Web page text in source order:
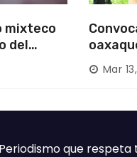
mixteco
del
Mixteca
Mar
que respeta